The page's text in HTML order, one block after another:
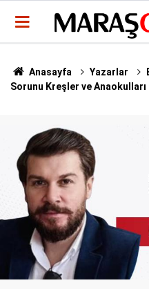
Anasayfa Yazarlar
Sorunu Kreşler ve Anaokulları